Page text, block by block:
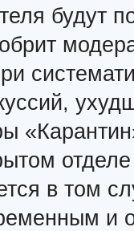
будут
в том